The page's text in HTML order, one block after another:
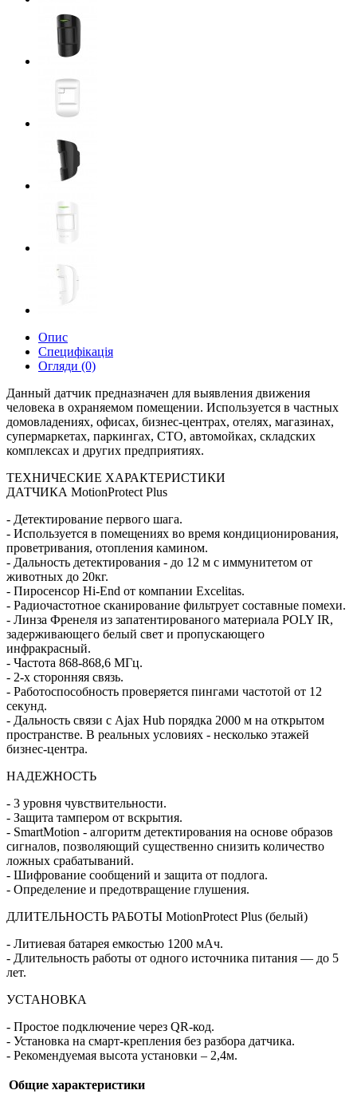
Опис
Специфікація
Огляди (0)
Данный датчик предназначен для выявления движения
человека в охраняемом помещении. Используется в частных
домовладениях, офисах, бизнес-центрах, отелях, магазинах,
супермаркетах, паркингах, СТО, автомойках, складских
комплексах и других предприятиях.
ТЕХНИЧЕСКИЕ ХАРАКТЕРИСТИКИ
ДАТЧИКА MotionProtect Plus
- Детектирование первого шага.
- Используется в помещениях во время кондиционирования,
проветривания, отопления камином.
- Дальность детектирования - до 12 м с иммунитетом от
животных до 20кг.
- Пиросенсор Hi-End от компании Excelitas.
- Радиочастотное сканирование фильтрует составные помехи.
- Линза Френеля из запатентированого материала POLY IR,
задерживающего белый свет и пропускающего
инфракрасный.
- Частота 868-868,6 МГц.
- 2-х сторонняя связь.
- Работоспособность проверяется пингами частотой от 12
секунд.
- Дальность связи с Ajax Hub порядка 2000 м на открытом
пространстве. В реальных условиях - несколько этажей
бизнес-центра.
НАДЕЖНОСТЬ
- 3 уровня чувствительности.
- Защита тампером от вскрытия.
- SmartMotion - алгоритм детектирования на основе образов
сигналов, позволяющий существенно снизить количество
ложных срабатываний.
- Шифрование сообщений и защита от подлога.
- Определение и предотвращение глушения.
ДЛИТЕЛЬНОСТЬ РАБОТЫ MotionProtect Plus (белый)
- Литиевая батарея емкостью 1200 мАч.
- Длительность работы от одного источника питания — до 5
лет.
УСТАНОВКА
- Простое подключение через QR-код.
- Установка на смарт-крепления без разбора датчика.
- Рекомендуемая высота установки – 2,4м.
Общие характеристики